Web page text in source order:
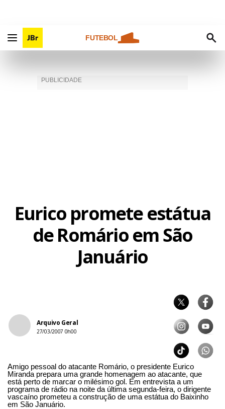
FUTEBOL
Eurico promete estátua
de Romário em São
Januário
Arquivo Geral
27/03/2007 0h00
Amigo pessoal do atacante Romário, o presidente Eurico
Miranda prepara uma grande homenagem ao atacante, que
está perto de marcar o milésimo gol. Em entrevista a um
programa de rádio na noite da última segunda-feira, o dirigente
vascaíno prometeu a construção de uma estátua do Baixinho
em São Januário.